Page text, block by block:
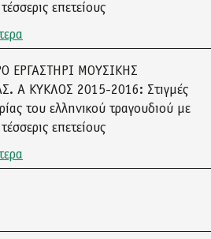
επετείους
ΕΡΓΑΣΤΗΡΙ ΜΟΥΣΙΚΗΣ
Α ΚΥΚΛΟΣ 2015-2016: Στιγμές
του ελληνικού τραγουδιού με
επετείους